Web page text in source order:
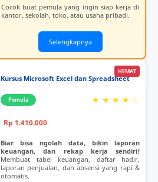
Cocok buat pemula yang ingin siap kerja di
kantor, sekolah, toko, atau usaha pribadi.
Selengkapnya
HEMAT
Kursus Microsoft Excel dan Spreadsheet
Pemula ★ ★ ★ ★ ☆
Rp 1.410.000
Biar bisa ngolah data, bikin laporan
keuangan, dan rekap kerja sendiri!
Membuat tabel keuangan, daftar hadir,
laporan penjualan, dan absensi yang rapi &
otomatis.